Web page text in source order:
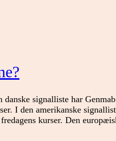
signalliste har
I den amerikanske
kurser. Den